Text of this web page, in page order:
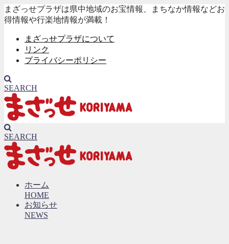
まざっせプラザは県中地域のお宝情報、まちなか情報などお
得情報や行楽地情報が満載！
まざっせプラザについて
リンク
プライバシーポリシー
SEARCH
SEARCH
ホーム
HOME
お知らせ
NEWS